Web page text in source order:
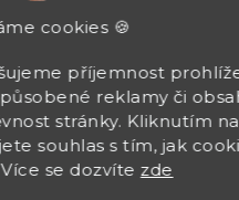
cookies 🍪
příjemnost
reklamy či
stránky. Kliknutím na
souhlas s tím, jak
se dozvíte zde